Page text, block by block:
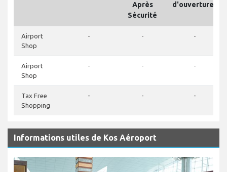
Après
Sécurité
d'ouvertures
Airport
Shop
- - -
Airport
Shop
- - -
Tax Free
Shopping
- - -
Informations utiles de Kos Aéroport